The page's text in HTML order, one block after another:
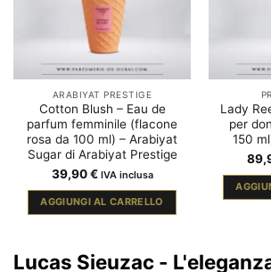
ARABIYAT PRESTIGE
Cotton Blush – Eau de
parfum femminile (flacone
rosa da 100 ml) – Arabiyat
Sugar di Arabiyat Prestige
39,90€ IVA inclusa
AGGIUNGI AL CARRELLO
Lady
per
150
Lucas Sieuzac -